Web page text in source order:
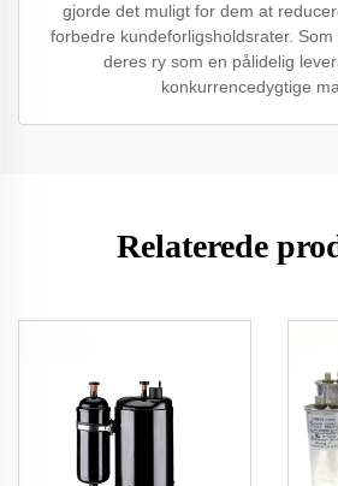
gjorde det muligt for dem at
forbedre kundeforligsholdsrater.
deres ry som en pålidelig
konkurrencedygtige
Relaterede